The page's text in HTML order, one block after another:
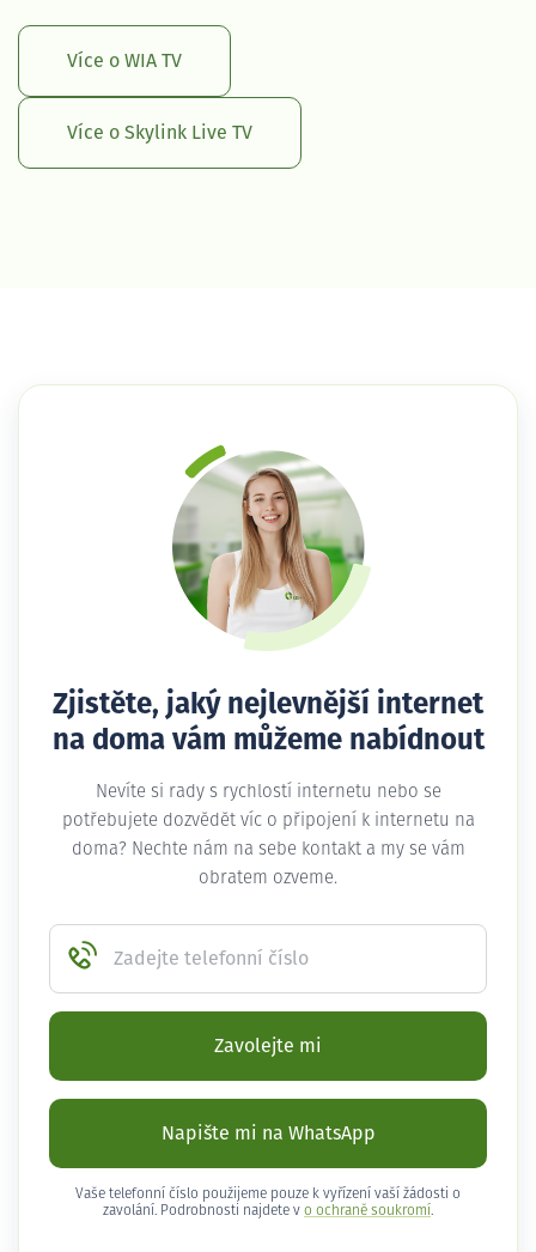
Více o WIA TV
Více o Skylink Live TV
Zjistěte, jaký nejlevnější internet
na doma vám můžeme nabídnout
Nevíte si rady s rychlostí internetu nebo se
potřebujete dozvědět víc o připojení k internetu na
doma? Nechte nám na sebe kontakt a my se vám
obratem ozveme.
Zadejte telefonní číslo
Zavolejte mi
Napište mi na WhatsApp
Vaše telefonní číslo použijeme pouze k vyřízení vaší žádosti o
zavolání. Podrobnosti najdete v o ochraně soukromí .